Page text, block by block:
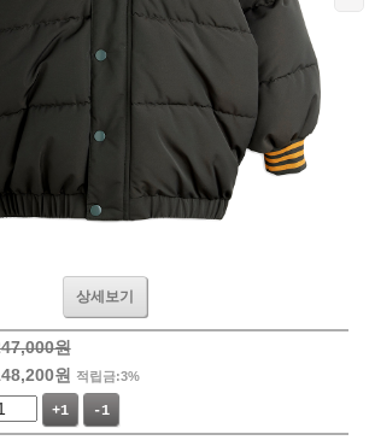
상세보기
원
원 적립금:3%
+1 -1